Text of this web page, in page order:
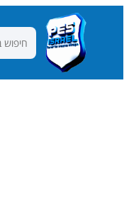
Search
for:
Search Button